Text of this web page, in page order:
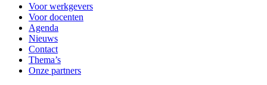
Voor werkgevers
Voor docenten
Agenda
Nieuws
Contact
Thema’s
Onze partners